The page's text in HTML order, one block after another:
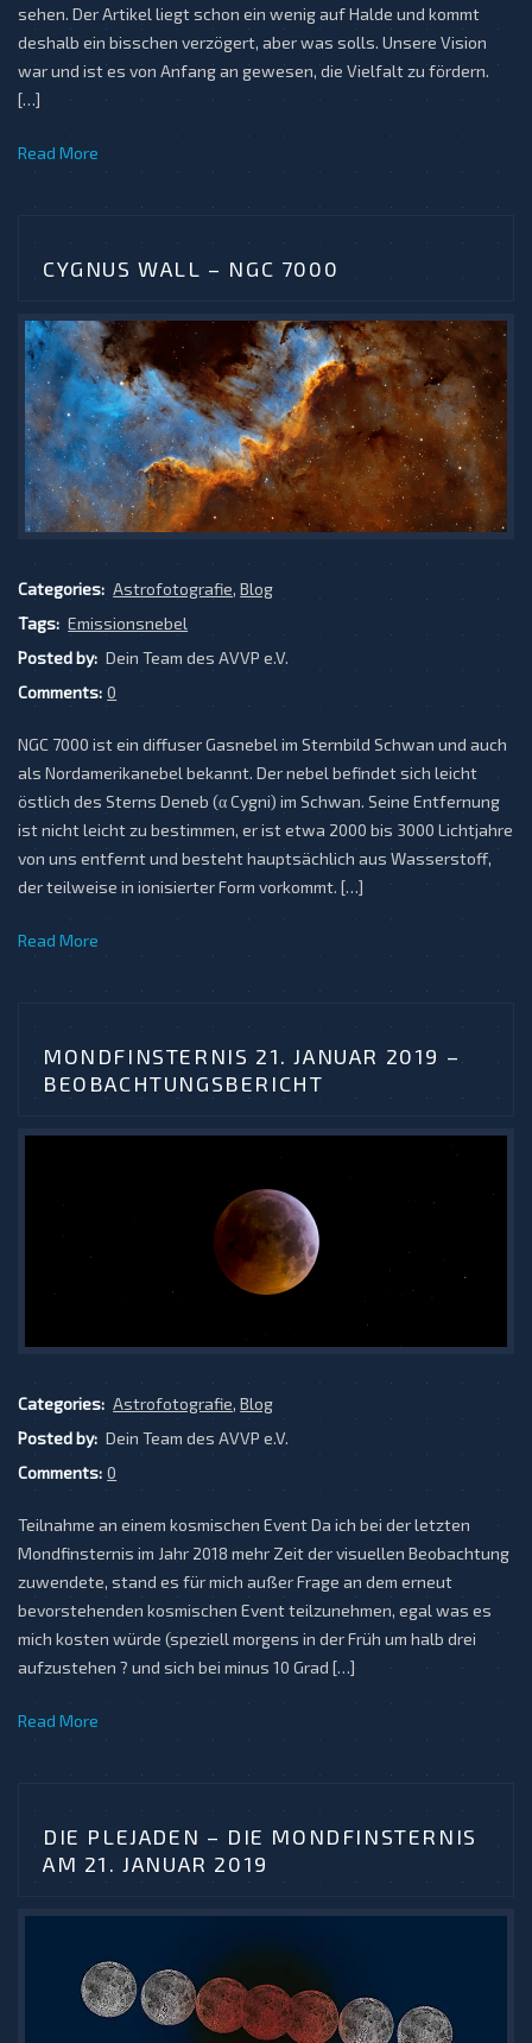
sehen. Der Artikel liegt schon ein wenig auf Halde und kommt
deshalb ein bisschen verzögert, aber was solls. Unsere Vision
war und ist es von Anfang an gewesen, die Vielfalt zu fördern.
[…]
Read More
CYGNUS WALL – NGC 7000
Categories: Astrofotografie,Blog
Tags: Emissionsnebel
Posted by: Dein Team des AVVP e.V.
Comments: 0
NGC 7000 ist ein diffuser Gasnebel im Sternbild Schwan und auch
als Nordamerikanebel bekannt. Der nebel befindet sich leicht
östlich des Sterns Deneb (α Cygni) im Schwan. Seine Entfernung
ist nicht leicht zu bestimmen, er ist etwa 2000 bis 3000 Lichtjahre
von uns entfernt und besteht hauptsächlich aus Wasserstoff,
der teilweise in ionisierter Form vorkommt. […]
Read More
MONDFINSTERNIS 21. JANUAR 2019 –
BEOBACHTUNGSBERICHT
Categories: Astrofotografie,Blog
Posted by: Dein Team des AVVP e.V.
Comments: 0
Teilnahme an einem kosmischen Event Da ich bei der letzten
Mondfinsternis im Jahr 2018 mehr Zeit der visuellen Beobachtung
zuwendete, stand es für mich außer Frage an dem erneut
bevorstehenden kosmischen Event teilzunehmen, egal was es
mich kosten würde (speziell morgens in der Früh um halb drei
aufzustehen ? und sich bei minus 10 Grad […]
Read More
DIE PLEJADEN – DIE MONDFINSTERNIS
AM 21. JANUAR 2019